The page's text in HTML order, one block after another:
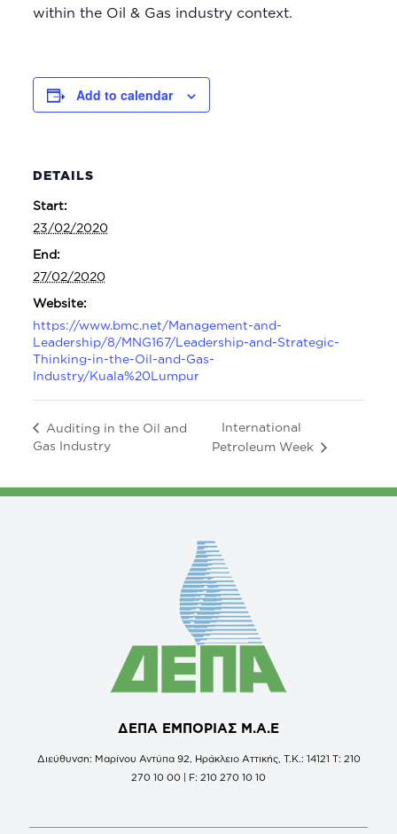
within the Oil & Gas industry context.
Add to calendar
DETAILS
Start:
23/02/2020
End:
27/02/2020
Website:
https://www.bmc.net/Management-and-
Leadership/8/MNG167/Leadership-and-Strategic-
Thinking-in-the-Oil-and-Gas-
Industry/Kuala%20Lumpur
Auditing in the Oil and
Gas Industry
International
Petroleum Week
ΔΕΠΑ ΕΜΠΟΡΙΑΣ Μ.Α.Ε
Διεύθυνση: Μαρίνου Αντύπα 92, Ηράκλειο Αττικής, Τ.Κ.: 14121 Τ: 210
270 10 00 | F: 210 270 10 10